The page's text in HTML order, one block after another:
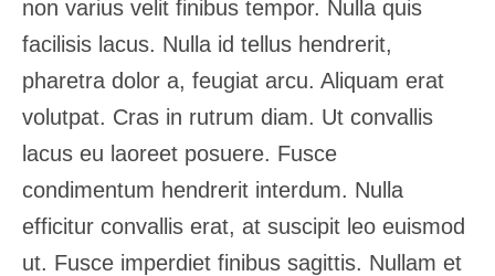
non varius velit finibus tempor. Nulla quis
facilisis lacus. Nulla id tellus hendrerit,
pharetra dolor a, feugiat arcu. Aliquam erat
volutpat. Cras in rutrum diam. Ut convallis
lacus eu laoreet posuere. Fusce
condimentum hendrerit interdum. Nulla
efficitur convallis erat, at suscipit leo euismod
ut. Fusce imperdiet finibus sagittis. Nullam et